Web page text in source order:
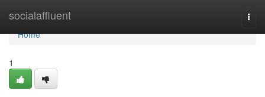
socialaffluent
Home
Home
1